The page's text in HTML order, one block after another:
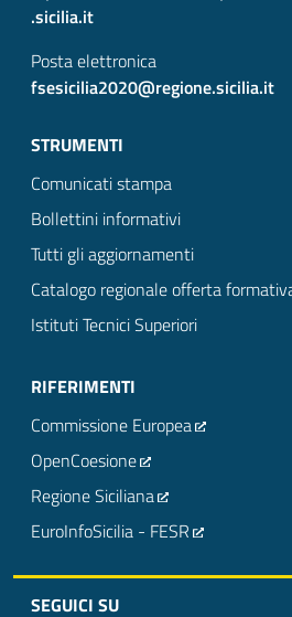
.sicilia.it
Posta elettronica
fsesicilia2020@regione.sicilia.it
STRUMENTI
Comunicati stampa
Bollettini informativi
Tutti gli aggiornamenti
Catalogo regionale offerta
Istituti Tecnici Superiori
RIFERIMENTI
Commissione Europea
OpenCoesione
Regione Siciliana
EuroInfoSicilia - FESR
SEGUICI SU